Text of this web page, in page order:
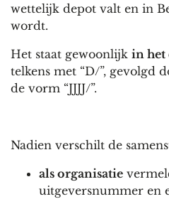
wettelijk depot valt en in
wordt.
Het staat gewoonlijk in het
telkens met “D/”, gevolgd
de vorm “JJJJ/”.
Nadien verschilt de
als organisatie
uitgeversnummer en